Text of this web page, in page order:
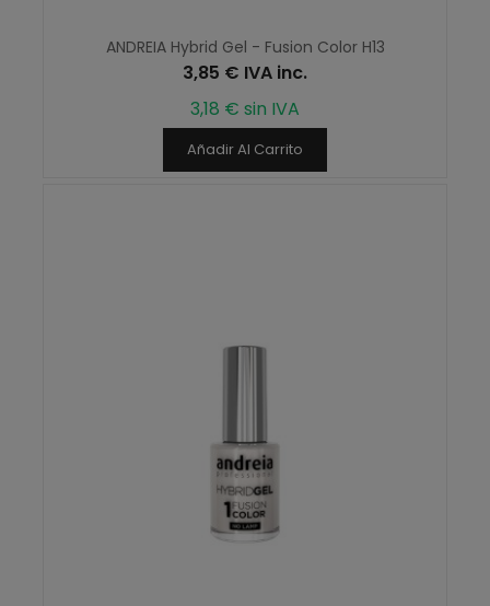
ANDREIA Hybrid Gel - Fusion Color H13
3,85 € IVA inc.
3,18 € sin IVA
Añadir Al Carrito